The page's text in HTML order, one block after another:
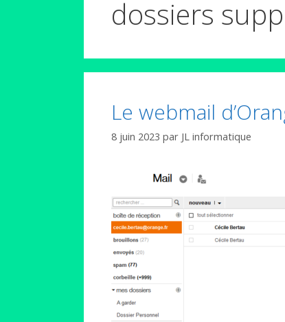
dossiers
Le webmail
8 juin 2023 par JL informatique